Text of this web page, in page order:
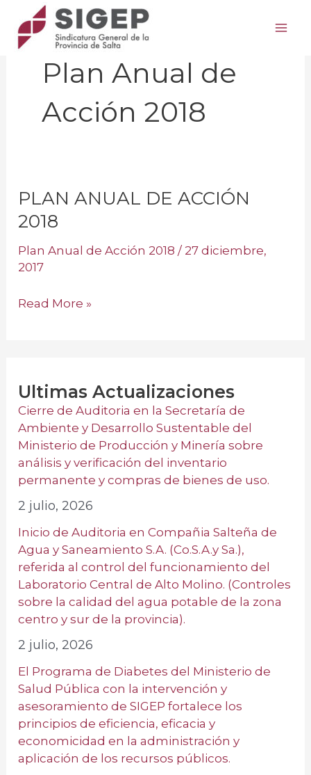
contenido
Plan Anual de
Acción 2018
PLAN ANUAL DE ACCIÓN
2018
Plan Anual de Acción 2018 / 27 diciembre,
2017
PLAN
ANUAL
ACCIÓN
2018
Read More »
Ultimas Actualizaciones
Cierre de Auditoria en la Secretaría de
Ambiente y Desarrollo Sustentable del
Ministerio de Producción y Minería sobre
análisis y verificación del inventario
permanente y compras de bienes de uso.
2 julio, 2026
Inicio de Auditoria en Compañia Salteña de
Agua y Saneamiento S.A. (Co.S.A.y Sa.),
referida al control del funcionamiento del
Laboratorio Central de Alto Molino. (Controles
sobre la calidad del agua potable de la zona
centro y sur de la provincia).
2 julio, 2026
El Programa de Diabetes del Ministerio de
Salud Pública con la intervención y
asesoramiento de SIGEP fortalece los
principios de eficiencia, eficacia y
economicidad en la administración y
aplicación de los recursos públicos.